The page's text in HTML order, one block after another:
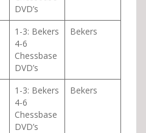
DVD’s
1-3: Bekers
4-6
Chessbase
DVD’s
Bekers
1-3: Bekers
4-6
Chessbase
DVD’s
Bekers